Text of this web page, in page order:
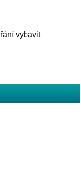
vybavit